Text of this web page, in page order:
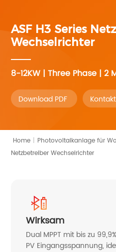
ASF H3 Series
Wechselrichter
8-12KW | Three Phase | 2
Download PDF Kontakt
Home | Photovoltaikanlage für
Netzbetreiber Wechselrichter
Wirksam
Dual MPPT mit bis zu
PV Eingangsspannung,